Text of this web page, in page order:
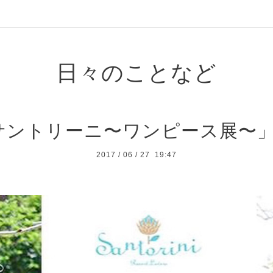
日々のことなど
ントリーニ〜ワンピース展〜
2017 / 06 / 27 19:47